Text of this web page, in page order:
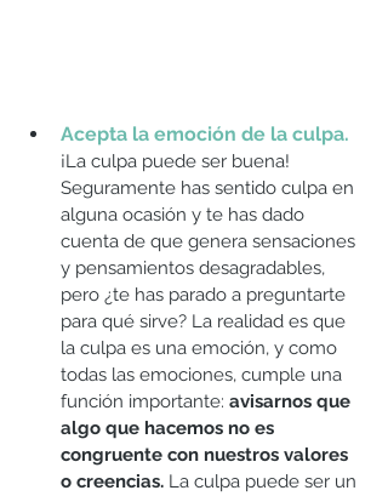
Acepta la emoción de la culpa.
¡La culpa puede ser buena!
Seguramente has sentido culpa en
alguna ocasión y te has dado
cuenta de que genera sensaciones
y pensamientos desagradables,
pero ¿te has parado a preguntarte
para qué sirve? La realidad es que
la culpa es una emoción, y como
todas las emociones, cumple una
función importante: avisarnos que
algo que hacemos no es
congruente con nuestros valores
o creencias. La culpa puede ser un